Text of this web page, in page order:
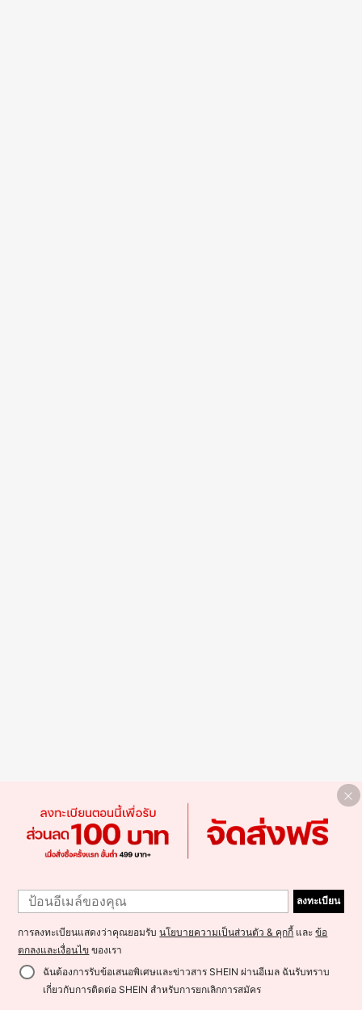
ลงทะเบียน
การลงทะเบียนแสดงว่าคุณยอมรับนโยบายความเป็นส่วนตัว & คุกกี้ และข้อ
ตกลงและเงื่อนไข ของเรา
ฉันต้องการรับข้อเสนอพิเศษและข่าวสาร SHEIN ผ่านอีเมล ฉันรับทราบ
เกี่ยวกับการติดต่อ SHEIN สำหรับการยกเลิกการสมัคร